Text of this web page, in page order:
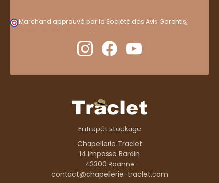
Marchand approuvé par la Société des Avis Garantis,
.
Entrepôt stockage
Chapellerie Traclet
14 Impasse Bardin
42300 Roanne
contact@chapellerie-traclet.com